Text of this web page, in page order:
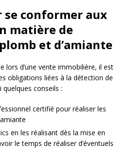
se conformer aux
matière de
et d’amiante
lors d’une vente immobilière, il est
obligations liées à la détection de
quelques conseils :
certifié pour réaliser les
en les réalisant dès la mise en
le temps de réaliser d’éventuels